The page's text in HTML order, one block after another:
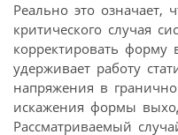
Реально это означает,
критического случая
корректировать
удерживает работу
напряжения в
искажения формы
Рассматриваемый